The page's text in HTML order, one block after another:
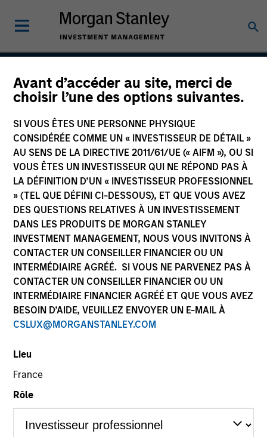
Avant d’accéder au site, merci de
choisir l’une des options suivantes.
SI VOUS ÊTES UNE PERSONNE PHYSIQUE
CONSIDÉRÉE COMME UN « INVESTISSEUR DE DÉTAIL »
AU SENS DE LA DIRECTIVE 2011/61/UE (« AIFM »), OU SI
VOUS ÊTES UN INVESTISSEUR QUI NE RÉPOND PAS À
LA DÉFINITION D’UN « INVESTISSEUR PROFESSIONNEL
» (TEL QUE DÉFINI CI-DESSOUS), ET QUE VOUS AVEZ
DES QUESTIONS RELATIVES À UN INVESTISSEMENT
DANS LES PRODUITS DE MORGAN STANLEY
INVESTMENT MANAGEMENT, NOUS VOUS INVITONS À
CONTACTER UN CONSEILLER FINANCIER OU UN
INTERMÉDIAIRE AGRÉÉ. SI VOUS NE PARVENEZ PAS À
CONTACTER UN CONSEILLER FINANCIER OU UN
INTERMÉDIAIRE FINANCIER AGRÉÉ ET QUE VOUS AVEZ
BESOIN D’AIDE, VEUILLEZ ENVOYER UN E-MAIL À
CSLUX@MORGANSTANLEY.COM
Lieu
France
Rôle
Liquid Diversifier
Strategy Inception
August 2018
Asset Class
Hedge Funds
Quick Facts
Related Product
Pooled Vehicle